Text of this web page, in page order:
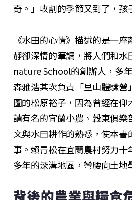
奇。」收割的季節又到了，孩
《水田的心情》描述的是一
靜卻深情的筆調，將人們和
nature School的創辦人，多
森雅浩某次負責「里山體驗
圖的松原裕子，因為曾經在
請有名的宜蘭小農、穀東俱
文與水田耕作的熟悉，使本
事。賴青松在宜蘭農村努力
多年的深溝地區，彎腰向土地